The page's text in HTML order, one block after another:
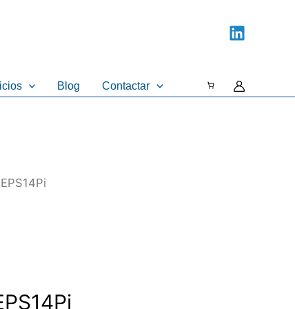
Blog Contactar